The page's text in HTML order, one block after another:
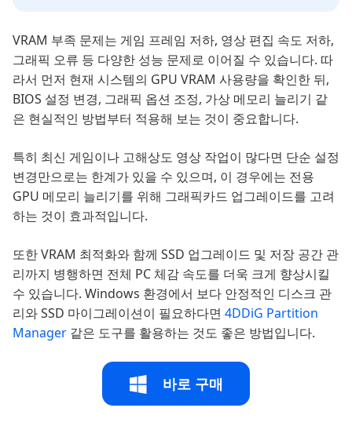
VRAM 부족 문제는 게임 프레임 저하, 영상 편집 속도 저하,
그래픽 오류 등 다양한 성능 문제로 이어질 수 있습니다. 따
라서 먼저 현재 시스템의 GPU VRAM 사용량을 확인한 뒤,
BIOS 설정 변경, 그래픽 옵션 조정, 가상 메모리 늘리기 같
은 현실적인 방법부터 적용해 보는 것이 중요합니다.
특히 최신 게임이나 고해상도 영상 작업이 많다면 단순 설정
변경만으로는 한계가 있을 수 있으며, 이 경우에는 전용
GPU 메모리 늘리기를 위해 그래픽카드 업그레이드를 고려
하는 것이 효과적입니다.
또한 VRAM 최적화와 함께 SSD 업그레이드 및 저장 공간 관
리까지 병행하면 전체 PC 체감 속도를 더욱 크게 향상시킬
수 있습니다. Windows 환경에서 보다 안정적인 디스크 관
리와 SSD 마이그레이션이 필요하다면 4DDiG Partition
Manager 같은 도구를 활용하는 것도 좋은 방법입니다.
바로 구매